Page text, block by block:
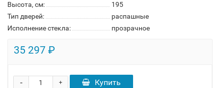
Высота, см:
195
Тип дверей:
распашные
Исполнение стекла:
прозрачное
35 297 ₽
+
- Купить